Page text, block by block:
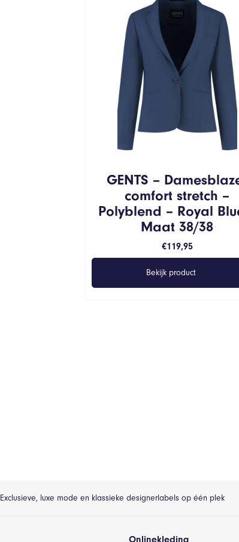
GENTS –
comfort stretch –
Polyblend – Royal
Maat 38/38
€119,95
Bekijk product
Exclusieve, luxe mode en klassieke designerlabels op één plek
Onlinekleding